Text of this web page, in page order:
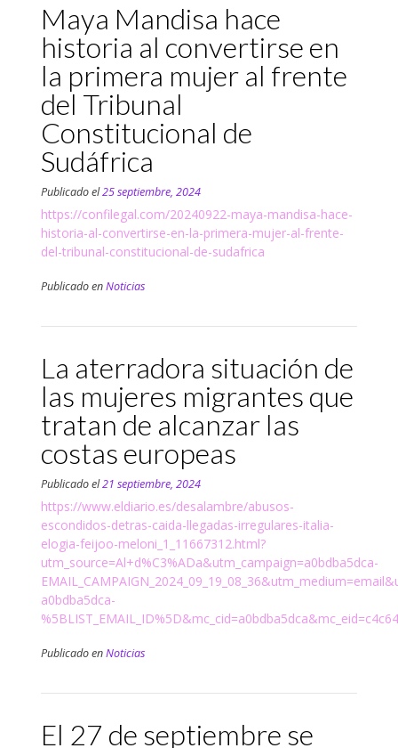
Maya Mandisa hace
historia al convertirse en
la primera mujer al frente
del Tribunal
Constitucional de
Sudáfrica
Publicado el25 septiembre, 2024
https://confilegal.com/20240922-maya-mandisa-hace-
historia-al-convertirse-en-la-primera-mujer-al-frente-
del-tribunal-constitucional-de-sudafrica
Publicado enNoticias
La aterradora situación de
las mujeres migrantes que
tratan de alcanzar las
costas europeas
Publicado el21 septiembre, 2024
https://www.eldiario.es/desalambre/abusos-
escondidos-detras-caida-llegadas-irregulares-italia-
elogia-feijoo-meloni_1_11667312.html?
utm_source=Al+d%C3%ADa&utm_campaign=a0bdba5dca-
a0bdba5dca-
Publicado enNoticias
El 27 de septiembre se